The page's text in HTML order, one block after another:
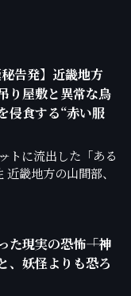
秘告発】近畿地方
り屋敷と異常な鳥
侵食する“赤い服
ットに流出した「ある
畿地方の山間部、
現実の恐怖――「神
、妖怪よりも恐ろ